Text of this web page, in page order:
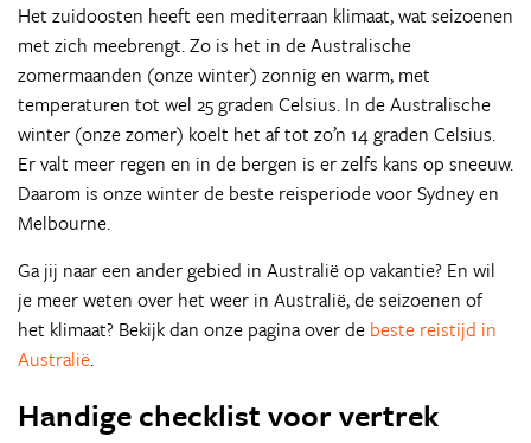
Het zuidoosten heeft een mediterraan klimaat, wat seizoenen
met zich meebrengt. Zo is het in de Australische
zomermaanden (onze winter) zonnig en warm, met
temperaturen tot wel 25 graden Celsius. In de Australische
winter (onze zomer) koelt het af tot zo’n 14 graden Celsius.
Er valt meer regen en in de bergen is er zelfs kans op sneeuw.
Daarom is onze winter de beste reisperiode voor Sydney en
Melbourne.
Ga jij naar een ander gebied in Australië op vakantie? En wil
je meer weten over het weer in Australië, de seizoenen of
het klimaat? Bekijk dan onze pagina over de beste reistijd in
Australië.
Handige checklist voor vertrek